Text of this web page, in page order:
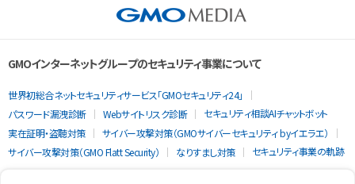
GMOインターネットグループのセキュリティ事業について
世界初総合ネットセキュリティサービス「GMOセキュリティ24」
パスワード漏洩診断
Webサイトリスク診断
セキュリティ相談AIチャットボット
実在証明・盗聴対策
サイバー攻撃対策（GMOサイバーセキュリティ byイエラエ）
サイバー攻撃対策（GMO Flatt Security）
なりすまし対策 セキュリティ事業の軌跡